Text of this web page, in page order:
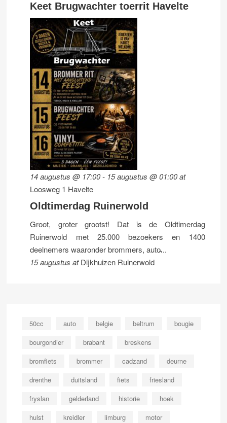
Keet Brugwachter toerrit Havelte
14 augustus @ 17:00- 15 augustus @ 01:00at
Loosweg 1 Havelte
Oldtimerdag Ruinerwold
Groot, groter grootst! Dat is de Oldtimerdag
Ruinerwold met 25.000 bezoekers en 1400
deelnemers waaronder brommers, auto̵...
15 augustus atDijkhuizen Ruinerwold
50cc auto belgie beltrum
bougie
bourgondier
brabant
breskens
bromfiets
brommer cadzand
deurne
drenthe
duitsland fiets
friesland
fryslan
gelderland historie
hoek
hulst
kreidler limburg
motor